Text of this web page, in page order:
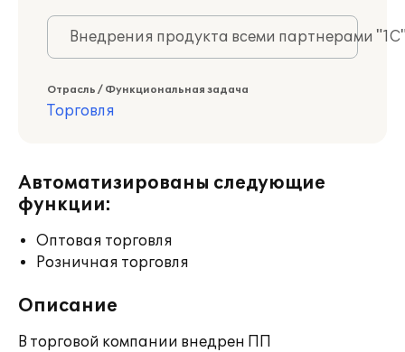
Внедрения продукта всеми партнерами
Отрасль / Функциональная задача
Торговля
Автоматизированы следующие
функции:
Оптовая торговля
Розничная торговля
Описание
В торговой компании внедрен ПП